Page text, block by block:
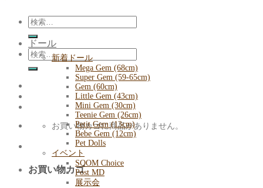
検
索
対
象:
検
索
お買い物カゴに商品がありません。
お買い物カゴ
ドール
新着ドール
Mega Gem (68cm)
Super Gem (59-65cm)
Gem (60cm)
Little Gem (43cm)
Mini Gem (30cm)
Teenie Gem (26cm)
Petit Gem (13cm)
Bebe Gem (12cm)
Pet Dolls
イベント
SOOM Choice
Post MD
展示会